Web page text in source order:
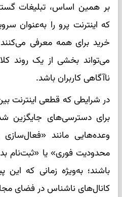
بر همین اساس، تبلیغات
که اینترنت پرو را به‌عنوان
خرید برای همه معرفی
می‌تواند بخشی از یک روند
ناآگاهی کاربران باشد.
در شرایطی که قطعی اینترنت
برای دسترسی‌های جایگزین
وعده‌هایی مانند «فعال‌سازی
محدودیت فوری» یا «ثبت‌نام
باشند؛ به‌ویژه زمانی که این
کانال‌های ناشناس در فضای